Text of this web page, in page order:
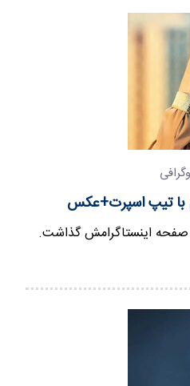
با تیپ اسپرت+عکس
اینستاگرامش گذاشت.